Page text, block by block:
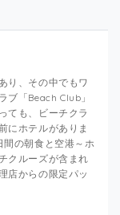
り、その中でもワ
ブ「Beach Club」
ても、ビーチクラ
にホテルがありま
の朝食と空港～ホ
クルーズが含まれ
店からの限定パッ